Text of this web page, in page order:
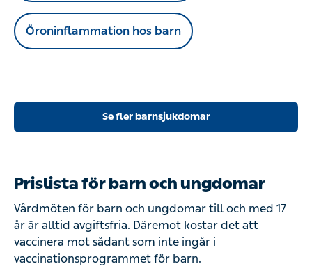
Öroninflammation hos barn
Se fler barnsjukdomar
Prislista för barn och ungdomar
Vårdmöten för barn och ungdomar till och med 17
år är alltid avgiftsfria. Däremot kostar det att
vaccinera mot sådant som inte ingår i
vaccinationsprogrammet för barn.